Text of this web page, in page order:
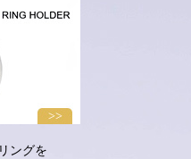
ングを